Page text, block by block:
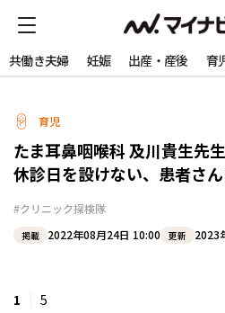
共働き夫婦 妊娠 出産・産後 育
育児
たま耳鼻咽喉科 及川貴生先
休診日を設けない、患者さ
#クリニック探検隊
掲載 2022年08月24日 10:00 更新 2023
1 5